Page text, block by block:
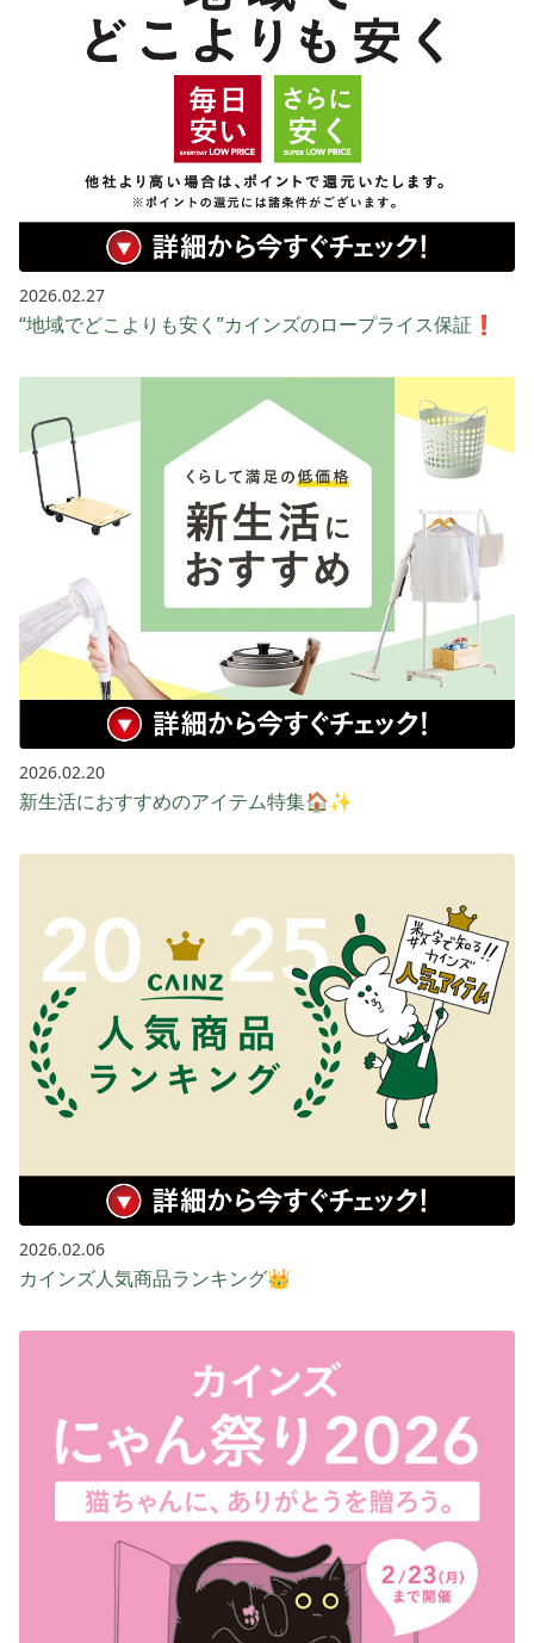
2026.02.27
“地域でどこよりも安く”カインズのロープライス保証❗️
2026.02.20
新生活におすすめのアイテム特集🏠✨
2026.02.06
カインズ人気商品ランキング👑